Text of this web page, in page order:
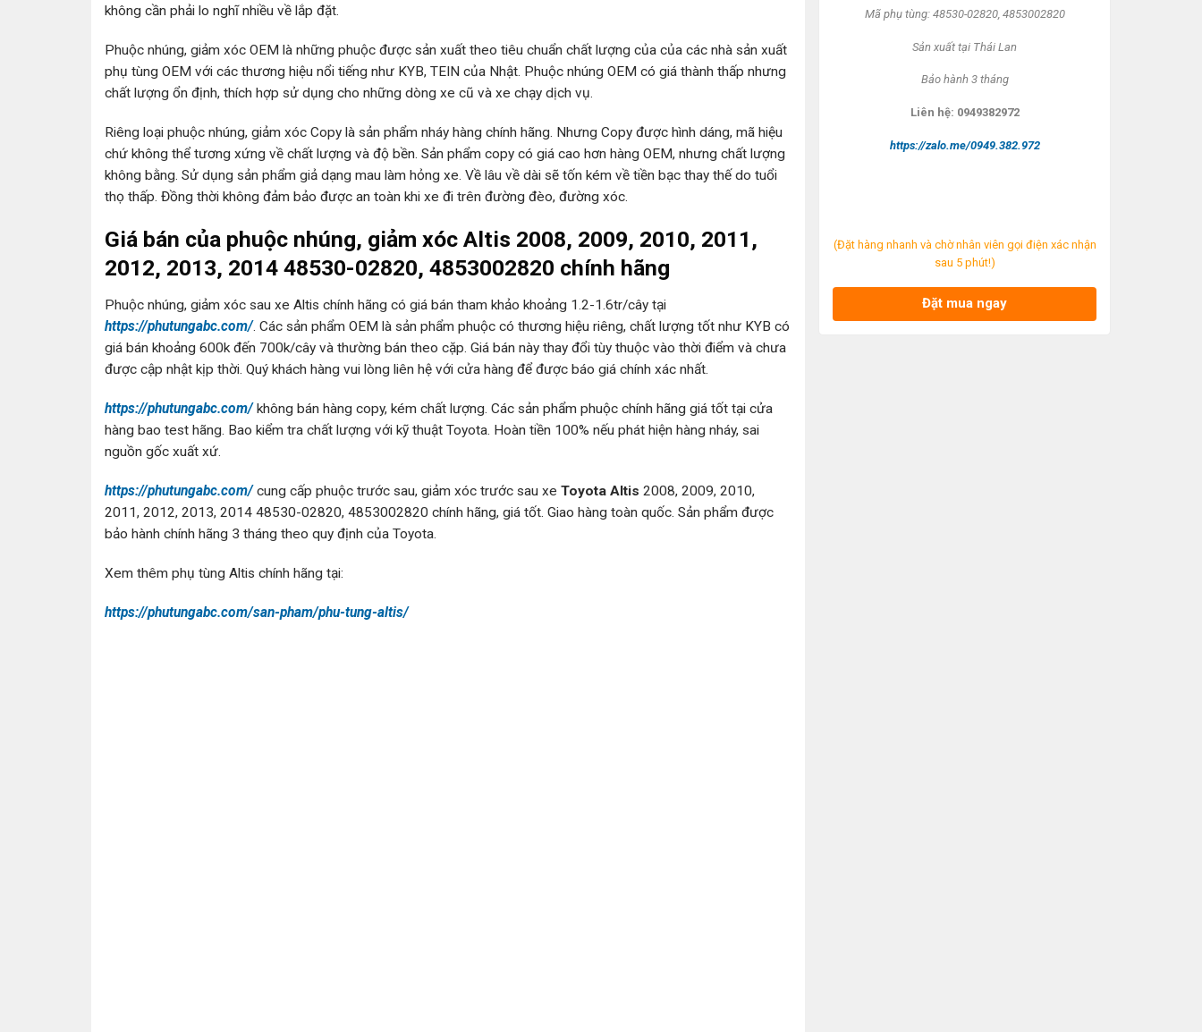
không cần phải lo nghĩ nhiều về lắp đặt.
Phuộc nhúng, giảm xóc OEM là những phuộc được sản xuất theo tiêu chuẩn chất lượng của của các nhà sản xuất
phụ tùng OEM với các thương hiệu nổi tiếng như KYB, TEIN của Nhật. Phuộc nhúng OEM có giá thành thấp nhưng
chất lượng ổn định, thích hợp sử dụng cho những dòng xe cũ và xe chạy dịch vụ.
Riêng loại phuộc nhúng, giảm xóc Copy là sản phẩm nháy hàng chính hãng. Nhưng Copy được hình dáng, mã hiệu
chứ không thể tương xứng về chất lượng và độ bền. Sản phẩm copy có giá cao hơn hàng OEM, nhưng chất lượng
không bằng. Sử dụng sản phẩm giả dạng mau làm hỏng xe. Về lâu về dài sẽ tốn kém về tiền bạc thay thế do tuổi
thọ thấp. Đồng thời không đảm bảo được an toàn khi xe đi trên đường đèo, đường xóc.
Giá bán của phuộc nhúng, giảm xóc Altis 2008, 2009, 2010, 2011,
2012, 2013, 2014 48530-02820, 4853002820 chính hãng
Phuộc nhúng, giảm xóc sau xe Altis chính hãng có giá bán tham khảo khoảng 1.2-1.6tr/cây tại
https://phutungabc.com/. Các sản phẩm OEM là sản phẩm phuộc có thương hiệu riêng, chất lượng tốt như KYB có
giá bán khoảng 600k đến 700k/cây và thường bán theo cặp. Giá bán này thay đổi tùy thuộc vào thời điểm và chưa
được cập nhật kịp thời. Quý khách hàng vui lòng liên hệ với cửa hàng để được báo giá chính xác nhất.
https://phutungabc.com/không bán hàng copy, kém chất lượng. Các sản phẩm phuộc chính hãng giá tốt tại cửa
hàng bao test hãng. Bao kiểm tra chất lượng với kỹ thuật Toyota. Hoàn tiền 100% nếu phát hiện hàng nháy, sai
nguồn gốc xuất xứ.
https://phutungabc.com/cung cấp phuộc trước sau, giảm xóc trước sau xe Toyota Altis 2008, 2009, 2010,
2011, 2012, 2013, 2014 48530-02820, 4853002820 chính hãng, giá tốt. Giao hàng toàn quốc. Sản phẩm được
bảo hành chính hãng 3 tháng theo quy định của Toyota.
Xem thêm phụ tùng Altis chính hãng tại:
https://phutungabc.com/san-pham/phu-tung-altis/
Mã phụ tùng: 48530-02820, 4853002820
Sản xuất tại Thái Lan
Bảo hành 3 tháng
Liên hệ: 0949382972
https://zalo.me/0949.382.972
(Đặt hàng nhanh và chờ nhân viên gọi điện xác nhận
sau 5 phút!)
Đặt mua ngay